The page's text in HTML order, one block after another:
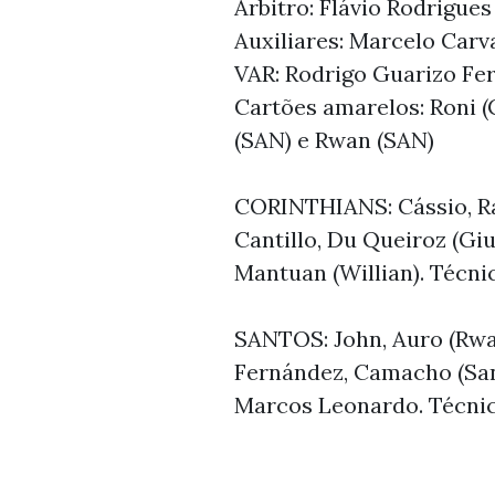
Árbitro: Flávio
Auxiliares: Marcelo
VAR: Rodrigo Guarizo
Cartões amarelos: Roni
(SAN) e Rwan (SAN)
CORINTHIANS: Cássio,
Cantillo, Du Queiroz
Mantuan (Willian).
SANTOS: John, Auro
Fernández, Camacho
Marcos Leonardo.